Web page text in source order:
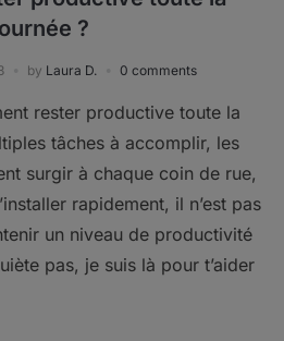
?
by Laura D. 0 comments
rester productive toute la
tâches à accomplir, les
surgir à chaque coin de rue,
rapidement, il n’est pas
un niveau de productivité
pas, je suis là pour t’aider